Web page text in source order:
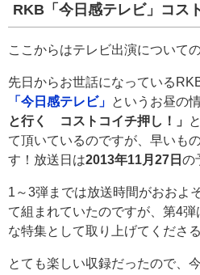
RKB「今日感テレビ」コ
ここからはテレビ出演について
先日からお世話になっている
「今日感テレビ」 というお昼の
と行く コストコイチ押し！」
て頂いているのですが、早いもの
す！放送日は2013年11月27日 の
1～3弾までは放送時間がおおよ
て組まれていたのですが、第4
な特集として取り上げてくださ
とても楽しい収録だったので、